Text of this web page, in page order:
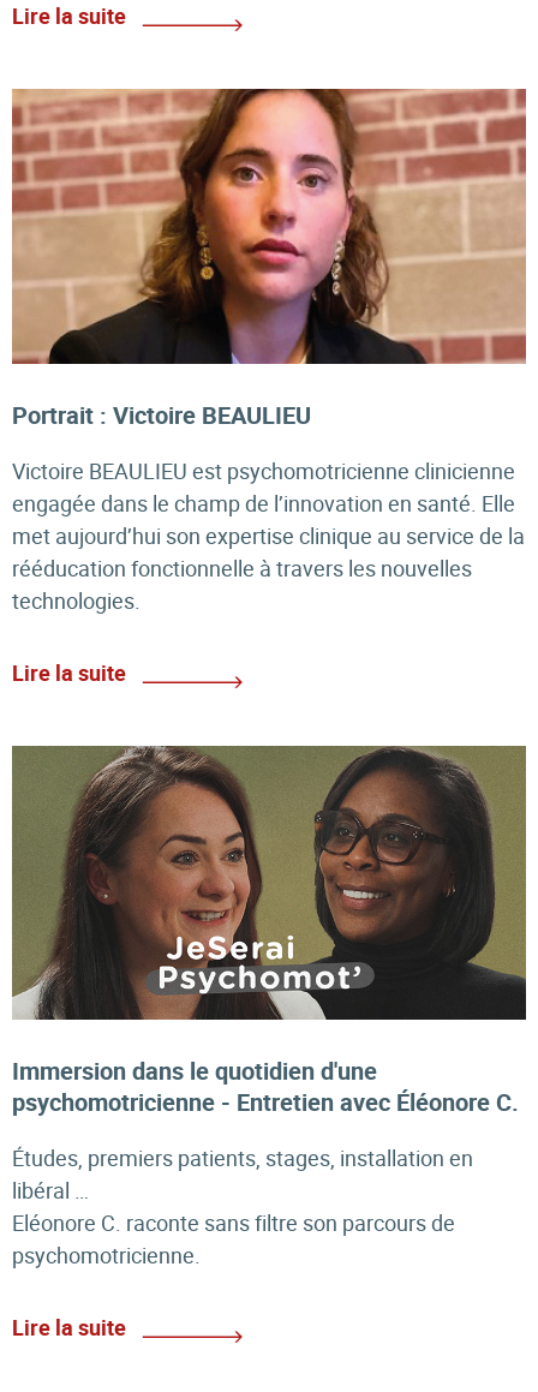
Lire la suite
Portrait : Victoire BEAULIEU
Victoire BEAULIEU est psychomotricienne clinicienne
engagée dans le champ de l’innovation en santé. Elle
met aujourd’hui son expertise clinique au service de la
rééducation fonctionnelle à travers les nouvelles
technologies.
Lire la suite
Immersion dans le quotidien d'une
psychomotricienne - Entretien avec Éléonore C.
Études, premiers patients, stages, installation en
libéral …
Eléonore C. raconte sans filtre son parcours de
psychomotricienne.
Lire la suite